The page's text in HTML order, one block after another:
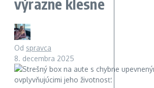
výrazne klesne
Od spravca
8. decembra 2025